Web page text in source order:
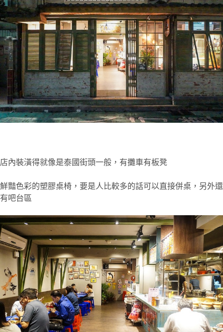
店內裝潢得就像是泰國街頭一般，有攤車有板凳
鮮豔色彩的塑膠桌椅，要是人比較多的話可以直接併桌，另外還
有吧台區